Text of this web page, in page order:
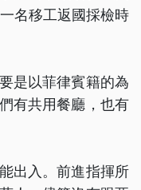
名移工返國採檢時
是以菲律賓籍的為
有共用餐廳，也有
出入。前進指揮所